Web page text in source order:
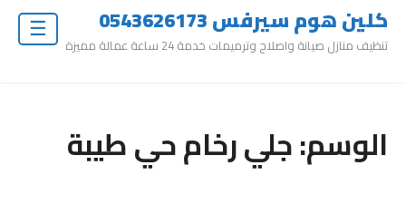
كلين هوم سيرفس 0543626173
تنظيف منازل صيانة واصلاح وترميمات خدمة 24 ساعة عمالة مميزة
الوسم:جلي رخام حي طيبة